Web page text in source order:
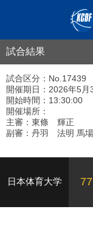
試合結果
試合区分：No.17439
開催期日：2026年5月
開始時間：13:30:00
開催場所：
主審：東條 輝正
副審：丹羽 法明 馬
日本体育大学 77